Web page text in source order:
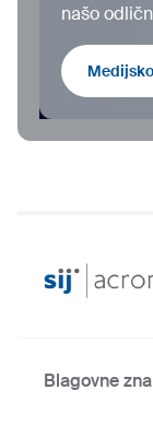
našo
Blagovne